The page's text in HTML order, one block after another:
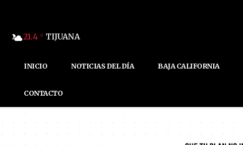
21.4 C TIJUANA
INICIO NOTICIAS DEL DÍA BAJA CALIFORNIA
CONTACTO